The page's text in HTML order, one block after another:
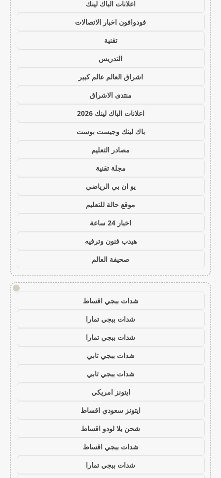
اعلانات الباك لينك
فودوافون اخبار الاتصالات
تقنية
التدريس
اشراق العالم عالم كبير
منتدى الاشراق
اعلانات الباك لينك 2026
باك لينك وجيست بوست
مصادر التعليم
مجلة تقنية
يو ان بي الرياضي
موقع حالة للتعليم
اخبار 24 ساعة
هيدب فنون وترفيه
صحيفة العالم
!
شدات ببجي اقساط
شدات ببجي تمارا
شدات ببجي تمارا
شدات ببجي تابي
شدات ببجي تابي
ايتونز امريكي
ايتونز سعودي اقساط
شحن يلا لودو اقساط
شدات ببجي اقساط
شدات ببجي تمارا